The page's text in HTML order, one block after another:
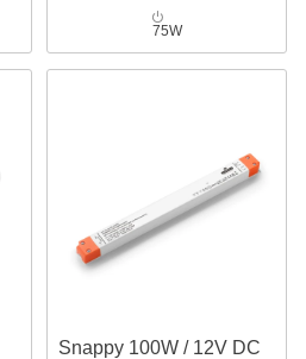
75W
Snappy 100W / 12V DC